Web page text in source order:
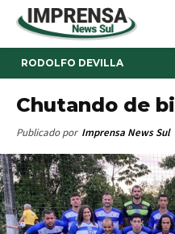
RODOLFO DEVILLA
Chutando de
Publicado por Imprensa News Sul